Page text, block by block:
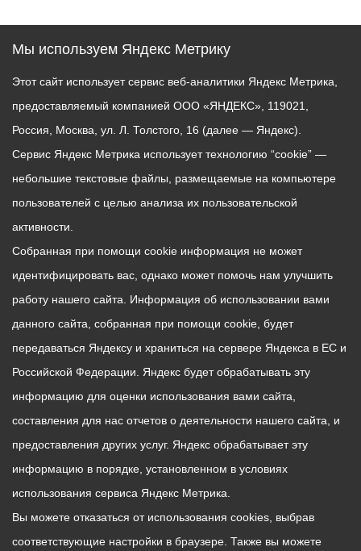
Мы используем Яндекс Метрику
Этот сайт использует сервис веб-аналитики Яндекс Метрика,
предоставляемый компанией ООО «ЯНДЕКС», 119021,
Россия, Москва, ул. Л. Толстого, 16 (далее — Яндекс).
Сервис Яндекс Метрика использует технологию “cookie” —
небольшие текстовые файлы, размещаемые на компьютере
пользователей с целью анализа их пользовательской
активности.
Собранная при помощи cookie информация не может
идентифицировать вас, однако может помочь нам улучшить
работу нашего сайта. Информация об использовании вами
данного сайта, собранная при помощи cookie, будет
передаваться Яндексу и храниться на сервере Яндекса в ЕС и
Российской Федерации. Яндекс будет обрабатывать эту
информацию для оценки использования вами сайта,
составления для нас отчетов о деятельности нашего сайта, и
предоставления других услуг. Яндекс обрабатывает эту
информацию в порядке, установленном в условиях
использования сервиса Яндекс Метрика.
Вы можете отказаться от использования cookies, выбрав
соответствующие настройки в браузере. Также вы можете